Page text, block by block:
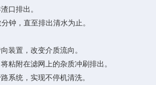
口排出。
，直至排出清水为止。
置，改变介质流向。
附在滤网上的杂质冲刷排出。
统，实现不停机清洗。